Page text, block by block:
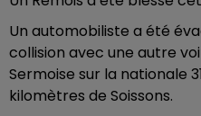
Un automobiliste a été
collision avec une autre
Sermoise sur la nationale
kilomètres de Soissons.